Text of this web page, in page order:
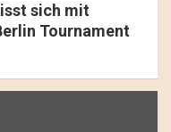
sich mit
Tournament